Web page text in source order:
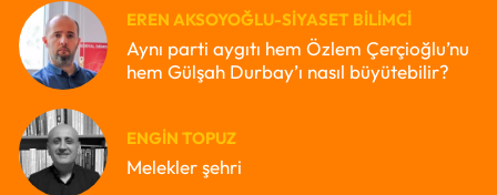
EREN AKSOYOĞLU-SIYASET BILIMCI
Aynı parti aygıtı hem Özlem Çerçioğlu’nu
hem Gülşah Durbay’ı nasıl büyütebilir?
ENGIN TOPUZ
Melekler şehri